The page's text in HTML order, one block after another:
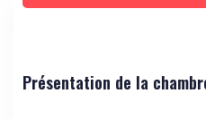
Présentation de la